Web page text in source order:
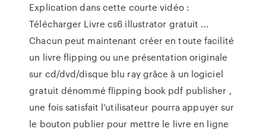
Explication dans cette courte vidéo :
Télécharger Livre cs6 illustrator gratuit ...
Chacun peut maintenant créer en toute facilité
un livre flipping ou une présentation originale
sur cd/dvd/disque blu ray grâce à un logiciel
gratuit dénommé flipping book pdf publisher ,
une fois satisfait l’utilisateur pourra appuyer sur
le bouton publier pour mettre le livre en ligne